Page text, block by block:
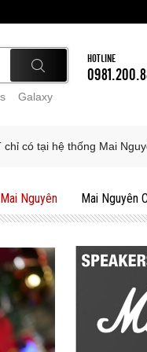
Galaxy
HOTLINE
có tại hệ thống Mai
Nguyên Mai Nguyên